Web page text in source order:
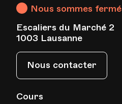
Cours
Nous sommes
Escaliers du Marché 2
1003 Lausanne
Nous contacter